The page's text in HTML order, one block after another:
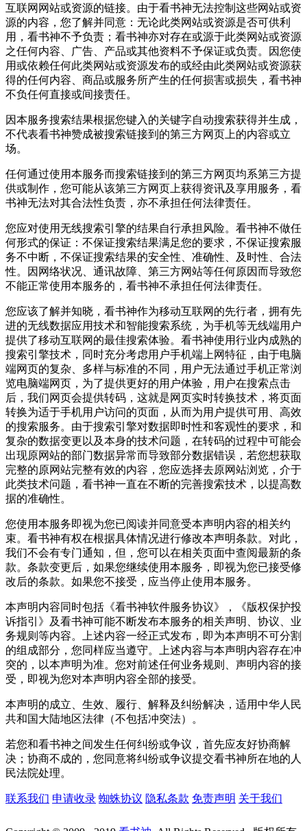
互联网网站或资源的链接。由于看书神无法控制这些网站或资
源的内容，您了解并同意：无论此类网站或资源是否可供利
用，看书神不予负责；看书神亦对存在或源于此类网站或资源
之任何内容、广告、产品或其他资料不予保证或负责。因您使
用或依赖任何此类网站或资源发布的或经由此类网站或资源获
得的任何内容、商品或服务所产生的任何损害或损失，看书神
不负任何直接或间接责任。
因本服务搜索结果根据您键入的关键字自动搜索获得并生成，
不代表看书神赞成被搜索链接到的第三方网页上的内容或立
场。
任何通过使用本服务而搜索链接到的第三方网页均系第三方提
供或制作，您可能从该第三方网页上获得资讯及享用服务，看
书神无法对其合法性负责，亦不承担任何法律责任。
您应对使用无线搜索引擎的结果自行承担风险。看书神不做任
何形式的保证：不保证搜索结果满足您的要求，不保证搜索服
务不中断，不保证搜索结果的安全性、准确性、及时性、合法
性。因网络状况、通讯故障、第三方网站等任何原因而导致您
不能正常使用本服务的，看书神不承担任何法律责任。
您应该了解并知晓，看书神作为移动互联网的先行者，拥有先
进的无线数据应用技术和智能搜索系统，为手机等无线端用户
提供了移动互联网的最佳搜索体验。看书神使用行业内成熟的
搜索引擎技术，同时充分考虑用户手机端上网特征，由于电脑
端网页的复杂、多样与标准的不同，用户无法通过手机正常浏
览电脑端网页，为了提供更好的用户体验，用户在搜索点击
后，我们网页会提供转码，这就是网页实时转换技术，将页面
转换为适于手机用户访问的页面，从而为用户提供可用、高效
的搜索服务。由于搜索引擎对数据即时性和客观性的要求，和
复杂的数据变更以及本身的技术问题，在转码的过程中可能会
出现原网站的部门数据异常而导致部分数据错误，若您想获取
完整的原网站完整有效的内容，您应选择去原网站浏览，介于
此类技术问题，看书神一直在不断的完善搜索技术，以提高数
据的准确性。
您使用本服务即视为您已阅读并同意受本声明内容的相关约
束。看书神有权在根据具体情况进行修改本声明条款。对此，
我们不会有专门通知，但，您可以在相关页面中查阅最新的条
款。条款变更后，如果您继续使用本服务，即视为您已接受修
改后的条款。如果您不接受，应当停止使用本服务。
本声明内容同时包括《看书神软件服务协议》，《版权保护投
诉指引》及看书神可能不断发布本服务的相关声明、协议、业
务规则等内容。上述内容一经正式发布，即为本声明不可分割
的组成部分，您同样应当遵守。上述内容与本声明内容存在冲
突的，以本声明为准。您对前述任何业务规则、声明内容的接
受，即视为您对本声明内容全部的接受。
本声明的成立、生效、履行、解释及纠纷解决，适用中华人民
共和国大陆地区法律（不包括冲突法）。
若您和看书神之间发生任何纠纷或争议，首先应友好协商解
决；协商不成的，您同意将纠纷或争议提交看书神所在地的人
民法院处理。
联系我们 申请收录 蜘蛛协议 隐私条款 免责声明 关于我们